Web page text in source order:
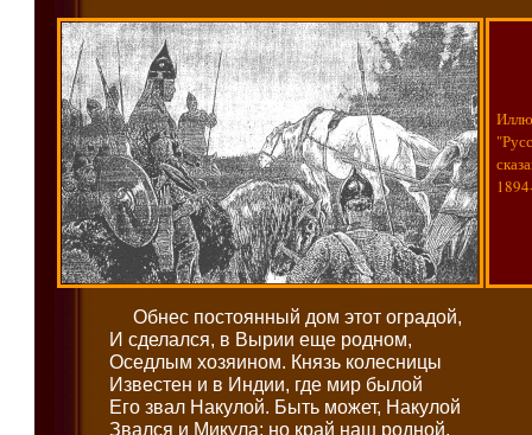
Обнес постоянный дом этот оградой,
И сделался, в Вырии еще родном,
Оседлым хозяином. Князь колесницы
Известен и в Индии, где мир былой
Его звал Накулой. Быть может, Накулой
Звался и Микула; но край наш родной,